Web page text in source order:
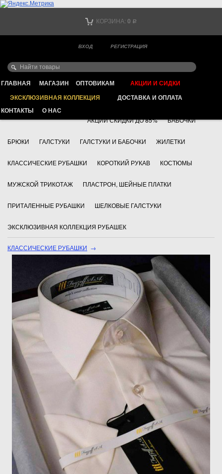
КОРЗИНА: 0 Р
ВХОД РЕГИСТРАЦИЯ
ГЛАВНАЯ МАГАЗИН ОПТОВИКАМ
АКЦИИ И СИДКИ
ЭКСКЛЮЗИВНАЯ КОЛЛЕКЦИЯ
ДОСТАВКА И ОПЛАТА
КОНТАКТЫ
О НАС
Ваш город -
ИНТЕРНЕТ МАГАЗИН КЛАССИЧЕСКОЙ МУЖСКОЙ ОДЕЖДЫ
+7 495 783 69 17 АКСЕССУАРЫ
АКЦИИ СКИДКИ ДО 85% БАБОЧКИ
БРЮКИ ГАЛСТУКИ ГАЛСТУКИ И БАБОЧКИ ЖИЛЕТКИ
КЛАССИЧЕСКИЕ РУБАШКИ КОРОТКИЙ РУКАВ КОСТЮМЫ
МУЖСКОЙ ТРИКОТАЖ ПЛАСТРОН, ШЕЙНЫЕ ПЛАТКИ
ПРИТАЛЕННЫЕ РУБАШКИ ШЕЛКОВЫЕ ГАЛСТУКИ
ЭКСКЛЮЗИВНАЯ КОЛЛЕКЦИЯ РУБАШЕК
КЛАССИЧЕСКИЕ РУБАШКИ →